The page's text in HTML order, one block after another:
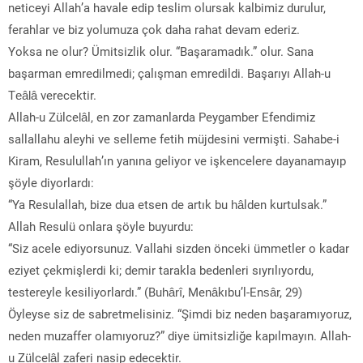
neticeyi Allah’a havale edip teslim olursak kalbimiz durulur,
ferahlar ve biz yolumuza çok daha rahat devam ederiz.
Yoksa ne olur? Ümitsizlik olur. “Başaramadık.” olur. Sana
başarman emredilmedi; çalışman emredildi. Başarıyı Allah-u
Teâlâ verecektir.
Allah-u Zülcelâl, en zor zamanlarda Peygamber Efendimiz
sallallahu aleyhi ve selleme fetih müjdesini vermişti. Sahabe-i
Kiram, Resulullah’ın yanına geliyor ve işkencelere dayanamayıp
şöyle diyorlardı:
“Ya Resulallah, bize dua etsen de artık bu hâlden kurtulsak.”
Allah Resulü onlara şöyle buyurdu:
“Siz acele ediyorsunuz. Vallahi sizden önceki ümmetler o kadar
eziyet çekmişlerdi ki; demir tarakla bedenleri sıyrılıyordu,
testereyle kesiliyorlardı.” (Buhârî, Menâkıbu’l-Ensâr, 29)
Öyleyse siz de sabretmelisiniz. “Şimdi biz neden başaramıyoruz,
neden muzaffer olamıyoruz?” diye ümitsizliğe kapılmayın. Allah-
u Zülcelâl zaferi nasip edecektir.